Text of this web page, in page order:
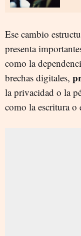
Ese cambio
presenta
como la
brechas digitales,
la privacidad o la
como la escritura o